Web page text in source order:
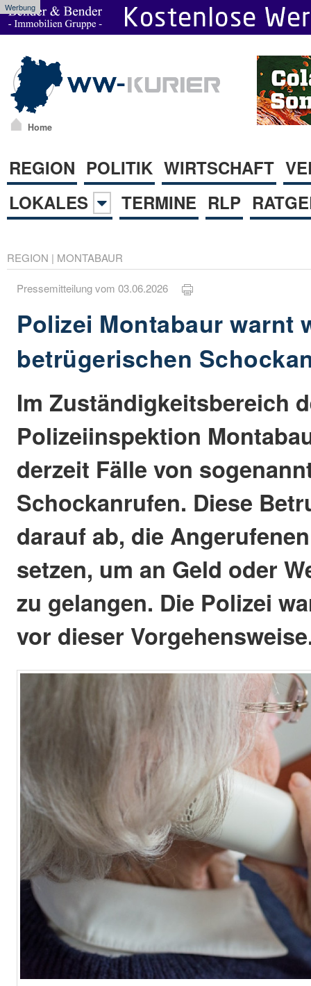
Werbung
Home
REGION POLITIK WIRTSCHAFT
LOKALES
TERMINE RLP
REGION | MONTABAUR
Pressemitteilung vom 03.06.2026
Polizei Montabaur warnt
betrügerischen
Im Zuständigkeitsbereich
Polizeiinspektion
derzeit Fälle von
Schockanrufen. Diese
darauf ab, die
setzen, um an Geld oder
zu gelangen. Die Polizei
vor dieser